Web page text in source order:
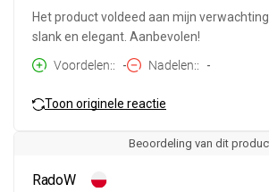
Het product voldeed aan mijn
slank en elegant. Aanbevolen!
Voordelen:
- Nadelen: -
Toon originele reactie
Beoordeling van dit
RadoW